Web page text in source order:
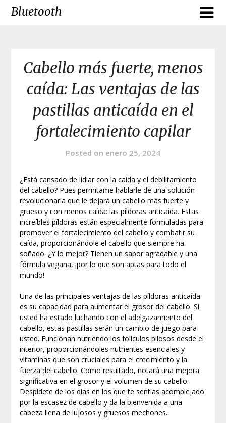
SkipBluetooth
Cabello más fuerte, menos
caída: Las ventajas de las
pastillas anticaída en el
fortalecimiento capilar
Posted on enero 25, 2024
¿Está cansado de lidiar con la caída y el debilitamiento
del cabello? Pues permítame hablarle de una solución
revolucionaria que le dejará un cabello más fuerte y
grueso y con menos caída: las píldoras anticaída. Estas
increíbles píldoras están especialmente formuladas para
promover el fortalecimiento del cabello y combatir su
caída, proporcionándole el cabello que siempre ha
soñado. ¿Y lo mejor? Tienen un sabor agradable y una
fórmula vegana, ¡por lo que son aptas para todo el
mundo!
Una de las principales ventajas de las píldoras anticaída
es su capacidad para aumentar el grosor del cabello. Si
usted ha estado luchando con el adelgazamiento del
cabello, estas pastillas serán un cambio de juego para
usted. Funcionan nutriendo los folículos pilosos desde el
interior, proporcionándoles nutrientes esenciales y
vitaminas que son cruciales para el crecimiento y la
fuerza del cabello. Como resultado, notará una mejora
significativa en el grosor y el volumen de su cabello.
Despídete de los días en los que te sentías acomplejado
por la escasez de cabello y da la bienvenida a una
cabeza llena de lujosos y gruesos mechones.